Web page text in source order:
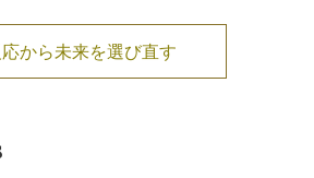
から未来を選び直す